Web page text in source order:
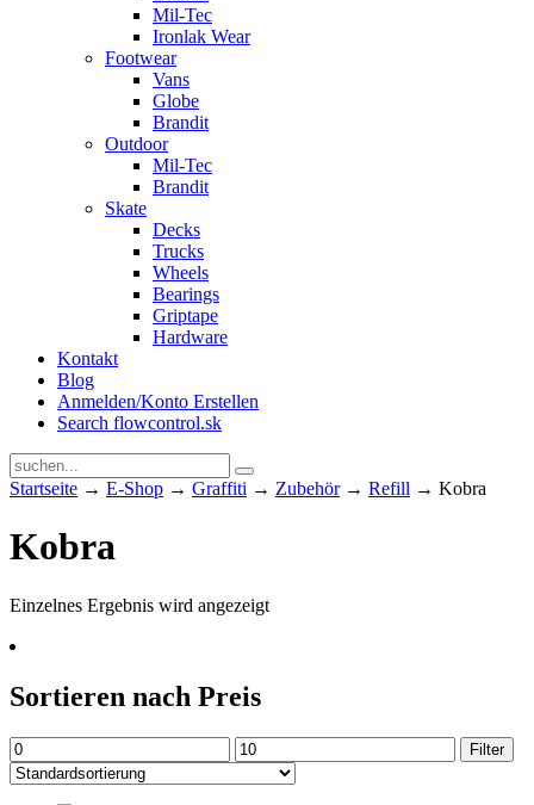
Mil-Tec
Ironlak Wear
Footwear
Vans
Globe
Brandit
Outdoor
Mil-Tec
Brandit
Skate
Decks
Trucks
Wheels
Bearings
Griptape
Hardware
Kontakt
Blog
Anmelden/Konto Erstellen
Search flowcontrol.sk
Startseite → E-Shop → Graffiti → Zubehör→ Refill → Kobra
Kobra
Einzelnes Ergebnis wird angezeigt
Sortieren nach Preis
Min.
Preis
Max.
Preis
Filter